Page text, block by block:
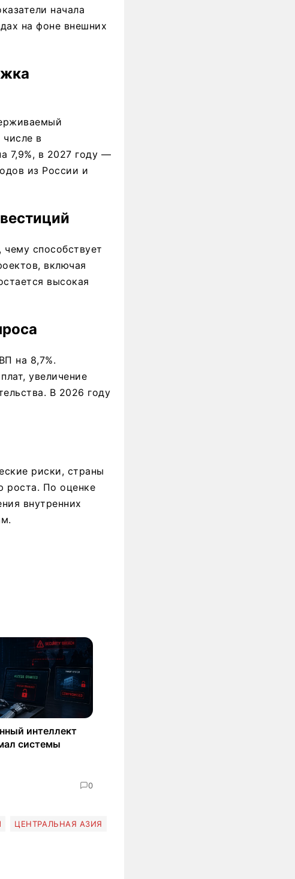
начала
на фоне внешних
в
7,9%, в 2027 году —
из России и
способствует
включая
высокая
на 8,7%.
увеличение
В 2026 году
риски, страны
роста. По оценке
внутренних
интеллект
системы
0
ЦЕНТРАЛЬНАЯ АЗИЯ